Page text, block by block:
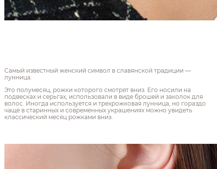
Самый известный женский символ в славянской традиции —
лунница.
Это полумесяц, рожки которого смотрят вниз. Его носили на
подвесках и серьгах, использовали в виде брошей и заколок для
волос. Иногда используется и трехрожковая лунница, но гораздо
чаще в старинных и современных украшениях можно увидеть
классический месяц рожками вниз.